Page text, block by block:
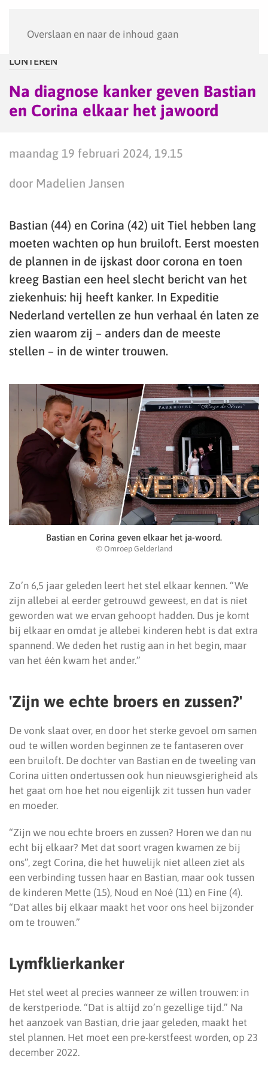
Overslaan en naar de inhoud gaan
LUNTEREN
Na diagnose kanker geven Bastian
en Corina elkaar het jawoord
maandag 19 februari 2024, 19.15
door Madelien Jansen
Bastian (44) en Corina (42) uit Tiel hebben lang
moeten wachten op hun bruiloft. Eerst moesten
de plannen in de ijskast door corona en toen
kreeg Bastian een heel slecht bericht van het
ziekenhuis: hij heeft kanker. In Expeditie
Nederland vertellen ze hun verhaal én laten ze
zien waarom zij – anders dan de meeste
stellen – in de winter trouwen.
Bastian en Corina geven elkaar het ja-woord.
© Omroep Gelderland
Zo’n 6,5 jaar geleden leert het stel elkaar kennen. “We
zijn allebei al eerder getrouwd geweest, en dat is niet
geworden wat we ervan gehoopt hadden. Dus je komt
bij elkaar en omdat je allebei kinderen hebt is dat extra
spannend. We deden het rustig aan in het begin, maar
van het één kwam het ander.”
'Zijn we echte broers en zussen?'
De vonk slaat over, en door het sterke gevoel om samen
oud te willen worden beginnen ze te fantaseren over
een bruiloft. De dochter van Bastian en de tweeling van
Corina uitten ondertussen ook hun nieuwsgierigheid als
het gaat om hoe het nou eigenlijk zit tussen hun vader
en moeder.
“Zijn we nou echte broers en zussen? Horen we dan nu
echt bij elkaar? Met dat soort vragen kwamen ze bij
ons”, zegt Corina, die het huwelijk niet alleen ziet als
een verbinding tussen haar en Bastian, maar ook tussen
de kinderen Mette (15), Noud en Noé (11) en Fine (4).
“Dat alles bij elkaar maakt het voor ons heel bijzonder
om te trouwen.”
Lymfklierkanker
Het stel weet al precies wanneer ze willen trouwen: in
de kerstperiode. “Dat is altijd zo’n gezellige tijd.” Na
het aanzoek van Bastian, drie jaar geleden, maakt het
stel plannen. Het moet een pre-kerstfeest worden, op 23
december 2022.